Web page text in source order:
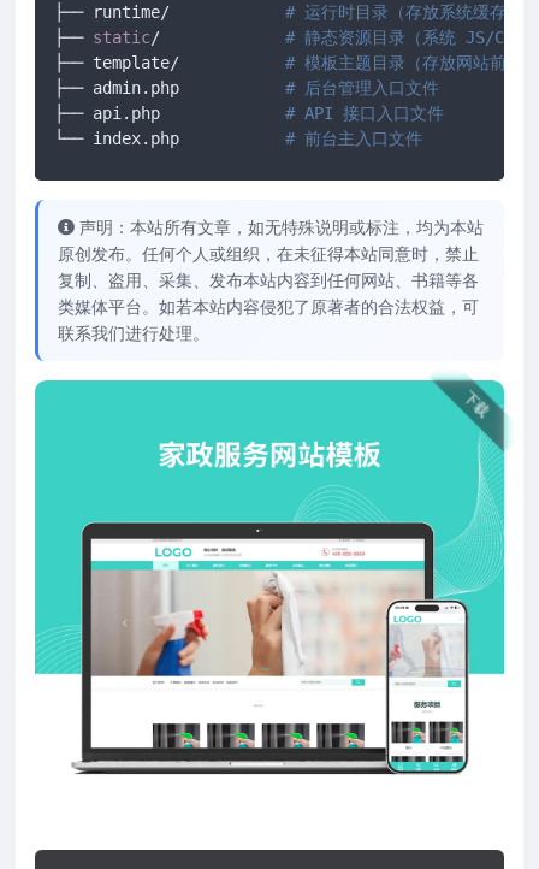
# 运行时目录（存放系统缓存、
├── static
# 静态资源目录（系统 JS/CSS
# 模板主题目录（存放网站前端
# 后台管理入口文件
# API 接口入口文件
# 前台主入口文件
声明：本站所有文章，如无特殊说明或标注，均为本站
原创发布。任何个人或组织，在未征得本站同意时，禁止
复制、盗用、采集、发布本站内容到任何网站、书籍等各
类媒体平台。如若本站内容侵犯了原著者的合法权益，可
联系我们进行处理。
下载